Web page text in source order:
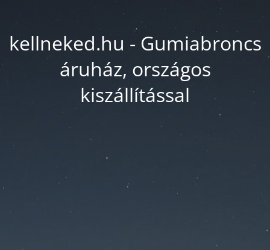
kellneked.hu - Gumiabroncs
áruház, országos
kiszállítással